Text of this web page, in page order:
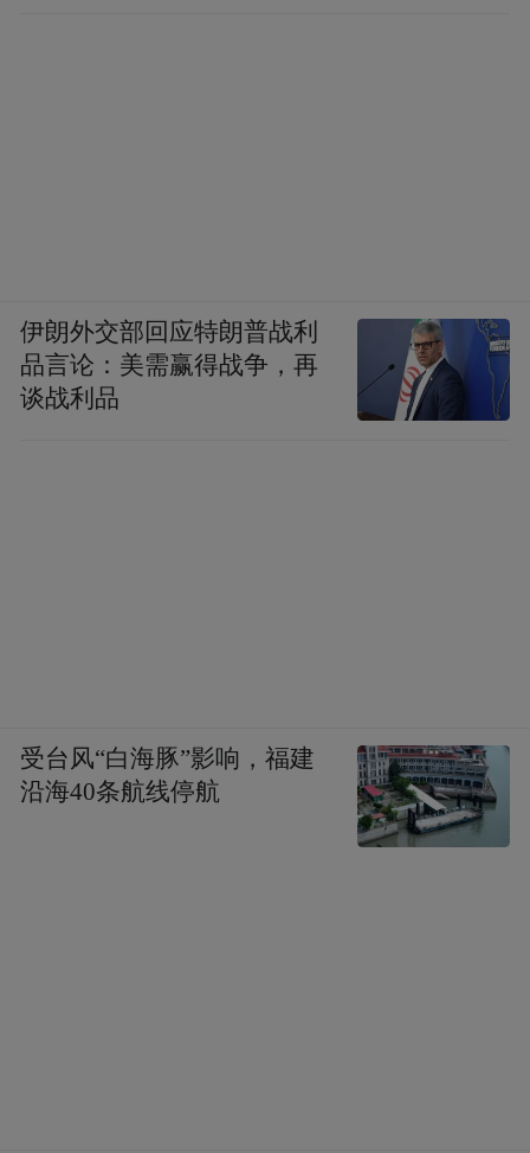
伊朗外交部回应特朗普战利
品言论：美需赢得战争，再
谈战利品
受台风“白海豚”影响，福建
沿海40条航线停航